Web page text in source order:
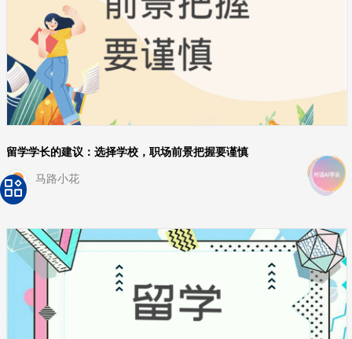
留学学长的建议：选择学校，职场前景把握要谨慎
马路小花